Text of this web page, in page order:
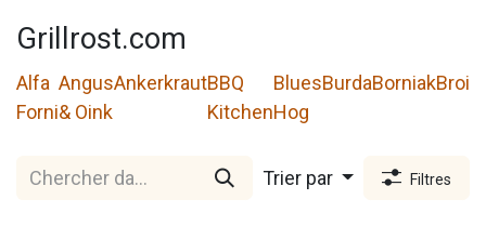
Grillrost.com
Alfa
Forni
Angus
& Oink
AnkerkrautBBQ
Kitchen
Blues
Hog
BurdaBorniak
Trier par Filtres